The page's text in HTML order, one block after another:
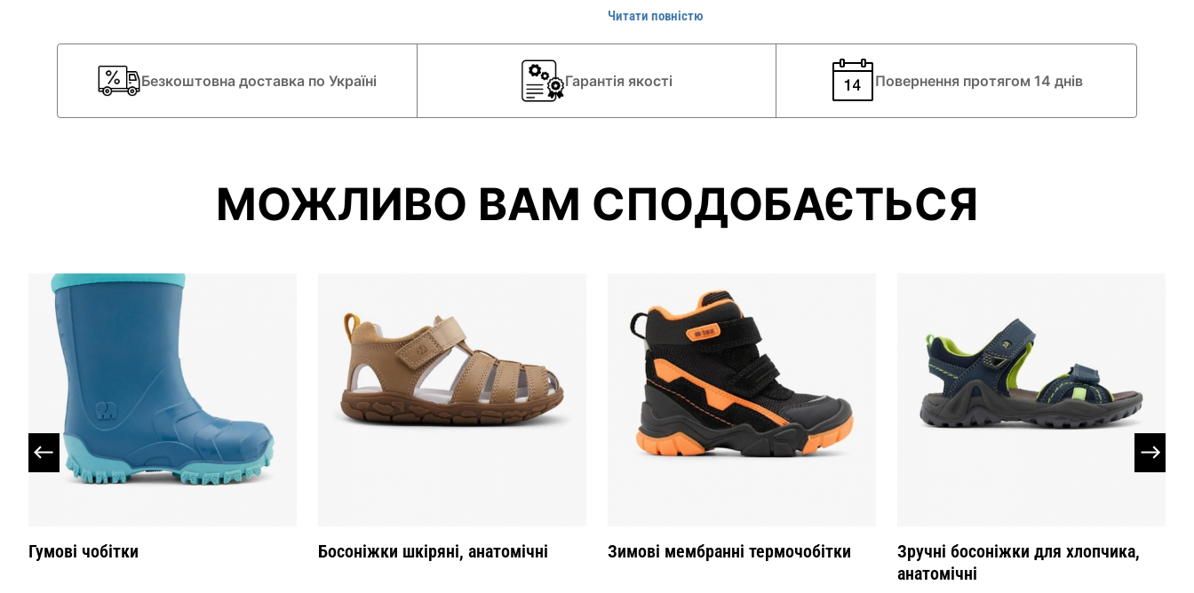
Фірма ELEFANTEN (Елефант) виробляє виключно дитяче взуття. Взуття ідеально повторює
Читати повністю
Безкоштовна доставка по Україні Гарантія якості Повернення протягом 14 днів
МОЖЛИВО ВАМ СПОДОБАЄТЬСЯ
Гумові чобітки Босоніжки шкіряні, анатомічні Зимові мембранні термочобітки
Зручні босоніжки для хлопчика,
анатомічні